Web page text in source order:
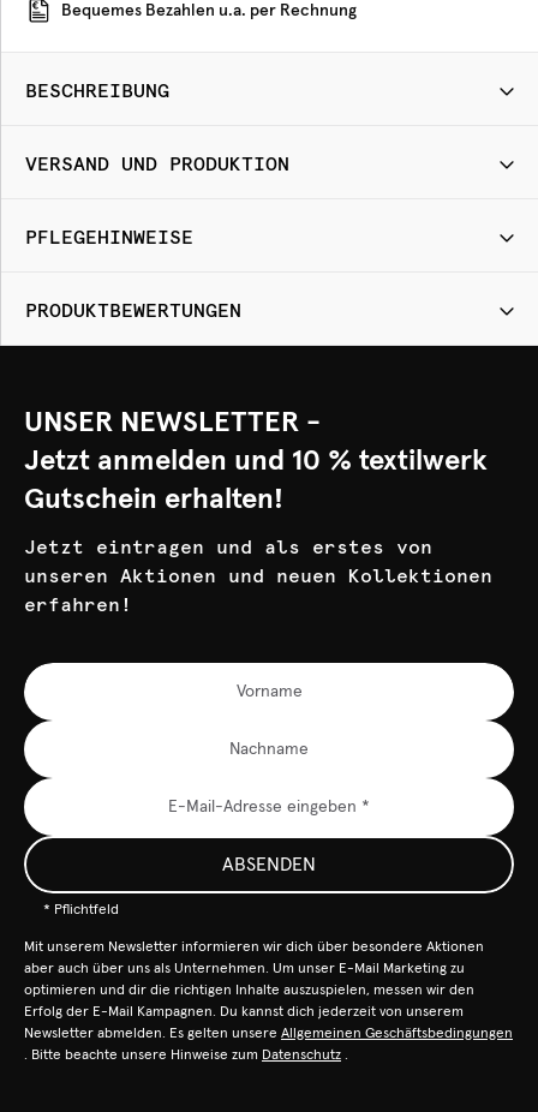
Bequemes Bezahlen u.a. per Rechnung
BESCHREIBUNG
VERSAND UND PRODUKTION
PFLEGEHINWEISE
PRODUKTBEWERTUNGEN
UNSER NEWSLETTER -
Jetzt anmelden und 10 % textilwerk
Gutschein erhalten!
Jetzt eintragen und als erstes von
unseren Aktionen und neuen Kollektionen
erfahren!
ABSENDEN
* Pflichtfeld
Mit unserem Newsletter informieren wir dich über besondere Aktionen
aber auch über uns als Unternehmen. Um unser E-Mail Marketing zu
optimieren und dir die richtigen Inhalte auszuspielen, messen wir den
Erfolg der E-Mail Kampagnen. Du kannst dich jederzeit von unserem
Newsletter abmelden. Es gelten unsere Allgemeinen Geschäftsbedingungen
. Bitte beachte unsere Hinweise zum Datenschutz .